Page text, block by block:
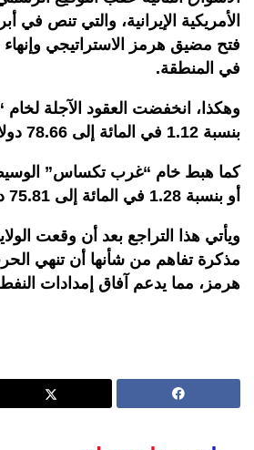
الأمريكية الإيرانية، والتي تنص في
فتح مضيق هرمز الاستراتيجي وإنهاء
في المنطقة.
بنسبة 1.12 في المائة إلى 78.66 دولارا للبرميل
أو بنسبة 1.28 في المائة إلى 75.81 دولارا للبرميل
ويأتي هذا التراجع بعد أن وقعت
مذكرة تفاهم من شأنها أن تنهي
هرمز، مما يدعم آفاق إمدادات النفط